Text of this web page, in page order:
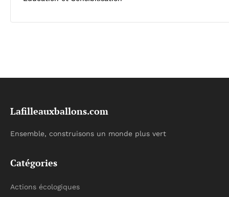
Lafilleauxballons.com
Ensemble, construisons un monde plus vert
Catégories
Actions écologiques